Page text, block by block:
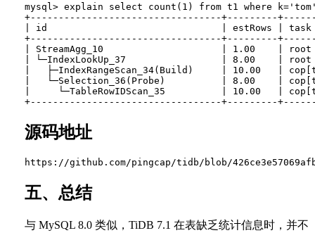
mysql> explain select count(1) from t1 where
+----------------------------------+---------
| id                               | estRows |
+----------------------------------+---------
| StreamAgg_10                     | 1.00
| └─IndexLookUp_37                 |
|   ├─IndexRangeScan_34(Build)     | 10.00   |
|   └─Selection_36(Probe)          | 8.00
|     └─TableRowIDScan_35          |
源码地址
五、总结
与 MySQL 8.0 类似，TiDB 7.1 在表缺乏统计信息时，并不